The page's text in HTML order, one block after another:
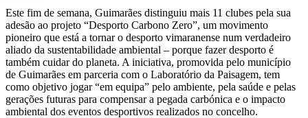
Este fim de semana, Guimarães distinguiu mais 11 clubes pela sua
adesão ao projeto “Desporto Carbono Zero”, um movimento
pioneiro que está a tornar o desporto vimaranense num verdadeiro
aliado da sustentabilidade ambiental – porque fazer desporto é
também cuidar do planeta. A iniciativa, promovida pelo município
de Guimarães em parceria com o Laboratório da Paisagem, tem
como objetivo jogar “em equipa” pelo ambiente, pela saúde e pelas
gerações futuras para compensar a pegada carbónica e o impacto
ambiental dos eventos desportivos realizados no concelho.